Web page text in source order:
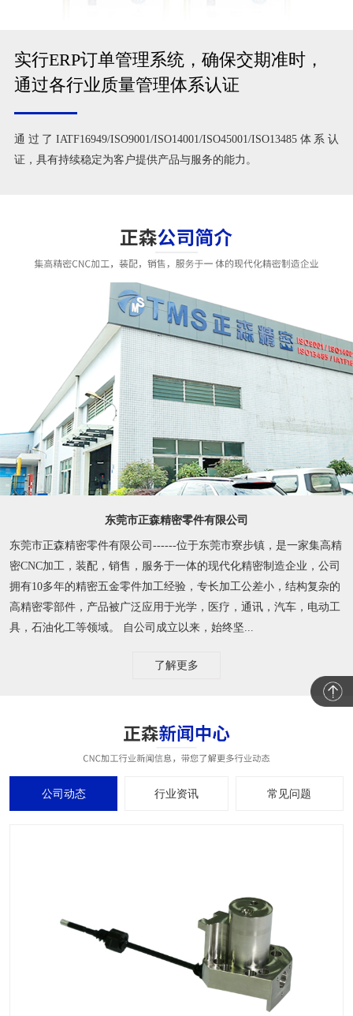
实行ERP订单管理系统，确保交期准时，
通过各行业质量管理体系认证
通过了IATF16949/ISO9001/ISO14001/ISO45001/ISO13485体系认
证，具有持续稳定为客户提供产品与服务的能力。
东莞市正森精密零件有限公司
东莞市正森精密零件有限公司------位于东莞市寮步镇，是一家集高精
密CNC加工，装配，销售，服务于一体的现代化精密制造企业，公司
拥有10多年的精密五金零件加工经验，专长加工公差小，结构复杂的
高精密零部件，产品被广泛应用于光学，医疗，通讯，汽车，电动工
具，石油化工等领域。 自公司成立以来，始终坚...
了解更多
公司动态 行业资讯 常见问题